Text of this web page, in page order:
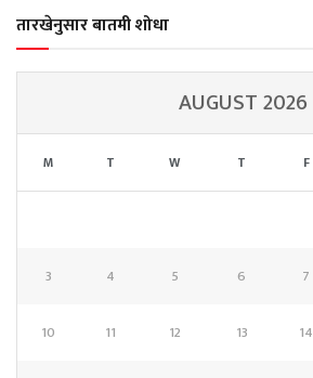
तारखेनुसार बातमी शोधा
AUGUST 2026
M T W T F
3 4 5 6 7
10 11 12 13 14